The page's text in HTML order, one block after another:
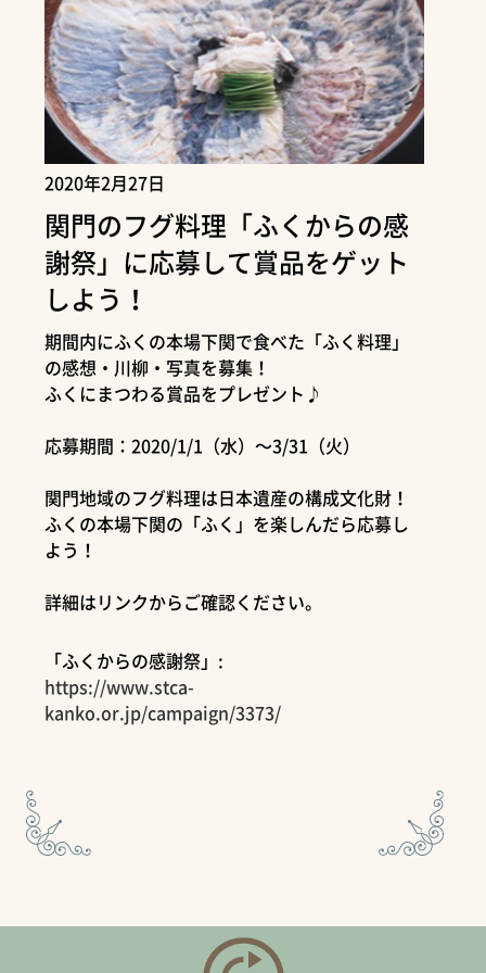
2020年2月27日
関門のフグ料理「ふくからの感
謝祭」に応募して賞品をゲット
しよう！
期間内にふくの本場下関で食べた「ふく料理」
の感想・川柳・写真を募集！
ふくにまつわる賞品をプレゼント♪
応募期間：2020/1/1（水）～3/31（火）
関門地域のフグ料理は日本遺産の構成文化財！
ふくの本場下関の「ふく」を楽しんだら応募し
よう！
詳細はリンクからご確認ください。
「ふくからの感謝祭」:
https://www.stca-
kanko.or.jp/campaign/3373/